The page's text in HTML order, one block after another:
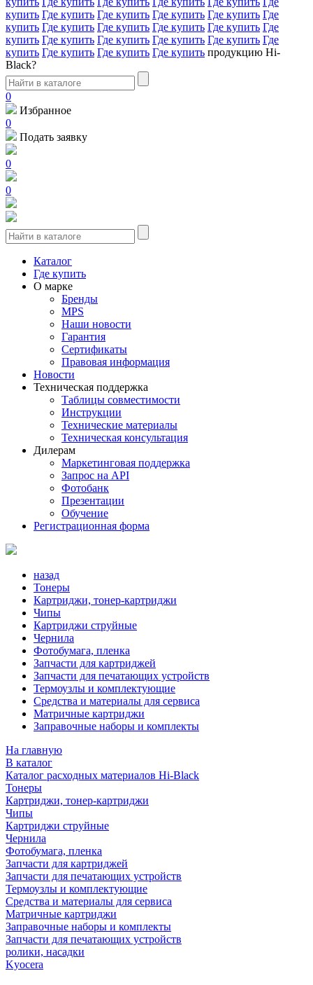
купить Где купить Где купить Где купить Где купить Где
купить Где купить Где купить Где купить Где купить Где
купить Где купить Где купить Где купить Где купить Где
купить Где купить Где купить Где купить продукцию Hi-
Black?
0
Избранное
0
Подать заявку
0
0
Каталог
Где купить
О марке
Бренды
MPS
Наши новости
Гарантия
Сертификаты
Правовая информация
Новости
Техническая поддержка
Таблицы совместимости
Инструкции
Технические материалы
Техническая консультация
Дилерам
Маркетинговая поддержка
Запрос на API
Фотобанк
Презентации
Обучение
Регистрационная форма
назад
Тонеры
Картриджи, тонер-картриджи
Чипы
Картриджи струйные
Чернила
Фотобумага, пленка
Запчасти для картриджей
Запчасти для печатающих устройств
Термоузлы и комплектующие
Средства и материалы для сервиса
Матричные картриджи
Заправочные наборы и комплекты
На главную
В каталог
Каталог расходных материалов Hi-Black
Тонеры
Картриджи, тонер-картриджи
Чипы
Картриджи струйные
Чернила
Фотобумага, пленка
Запчасти для картриджей
Запчасти для печатающих устройств
Термоузлы и комплектующие
Средства и материалы для сервиса
Матричные картриджи
Заправочные наборы и комплекты
Запчасти для печатающих устройств
ролики, насадки
Kyocera